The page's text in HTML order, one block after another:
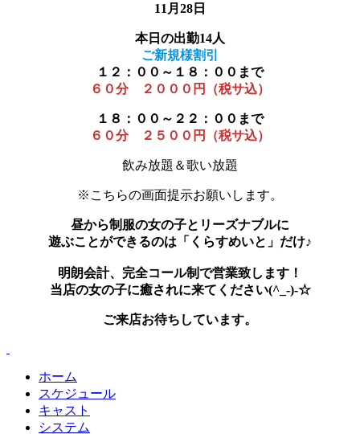
11月28日
本日の出勤14人
ご新規様割引
１２：００～１８：００まで
６０分 ２０００円（税サ込）
１８：００～２２：００まで
６０分 ２５００円（税サ込）
飲み放題＆歌い放題
※こちらの画面提示お願いします。
昼から制服の女の子とリーズナブルに
遊ぶことができるのは「くらすめいと」だけ♪
明朗会計、完全コール制で営業致します！
当店の女の子に癒されに来てください(^_-)-☆
ご来店お待ちしています。
ホーム
スケジュール
キャスト
システム